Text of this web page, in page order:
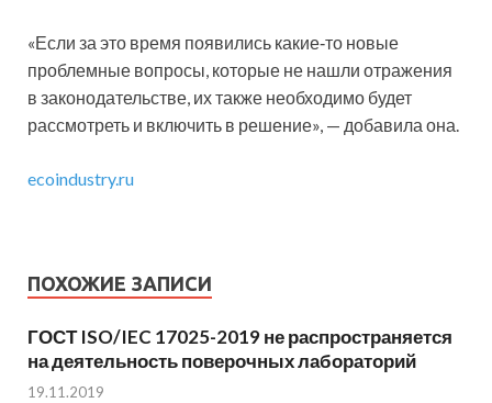
«Если за это время появились какие‑то новые
проблемные вопросы, которые не нашли отражения
в законодательстве, их также необходимо будет
рассмотреть и включить в решение», — добавила она.
ecoindustry.ru
ПОХОЖИЕ ЗАПИСИ
ГОСТ ISO/IEC 17025-2019 не распространяется
на деятельность поверочных лабораторий
19.11.2019